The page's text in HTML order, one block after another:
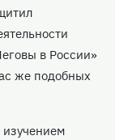
в России»
же подобных
изучением